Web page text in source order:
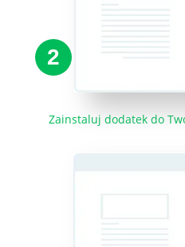
2
Zainstaluj dodatek do